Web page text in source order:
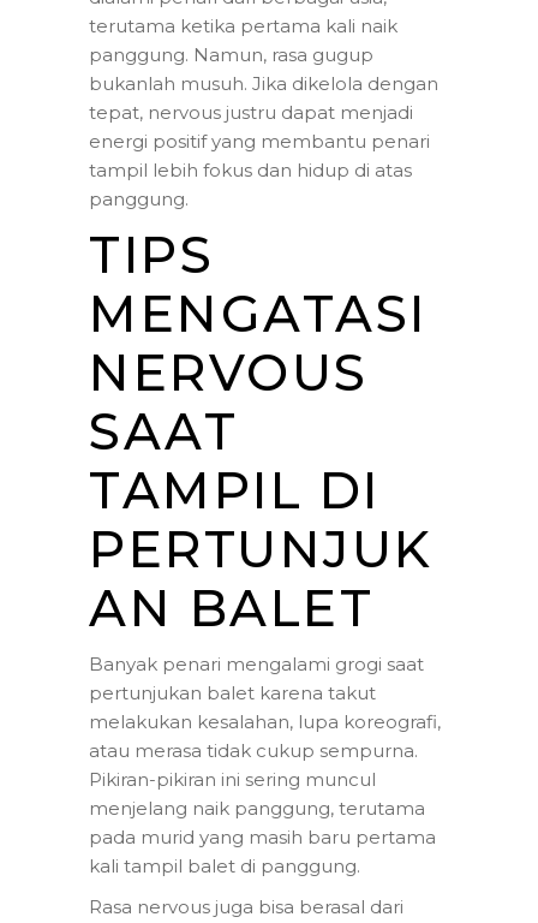
terutama ketika pertama kali naik
panggung. Namun, rasa gugup
bukanlah musuh. Jika dikelola dengan
tepat, nervous justru dapat menjadi
energi positif yang membantu penari
tampil lebih fokus dan hidup di atas
panggung.
TIPS
MENGATASI
NERVOUS
SAAT
TAMPIL DI
PERTUNJUK
AN BALET
Banyak penari mengalami grogi saat
pertunjukan balet karena takut
melakukan kesalahan, lupa koreografi,
atau merasa tidak cukup sempurna.
Pikiran-pikiran ini sering muncul
menjelang naik panggung, terutama
pada murid yang masih baru pertama
kali tampil balet di panggung.
Rasa nervous juga bisa berasal dari